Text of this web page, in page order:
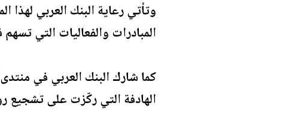
وتأتي رعاية البنك العربي
المبادرات والفعاليات التي
الهادفة التي ركّزت على تشجيع